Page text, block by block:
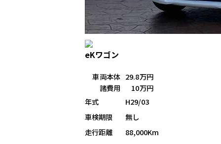
eKワゴン
車両本体 29.8万円
諸費用
10万円
年式
H29/03
車検期限
無し
走行距離
88,000Km